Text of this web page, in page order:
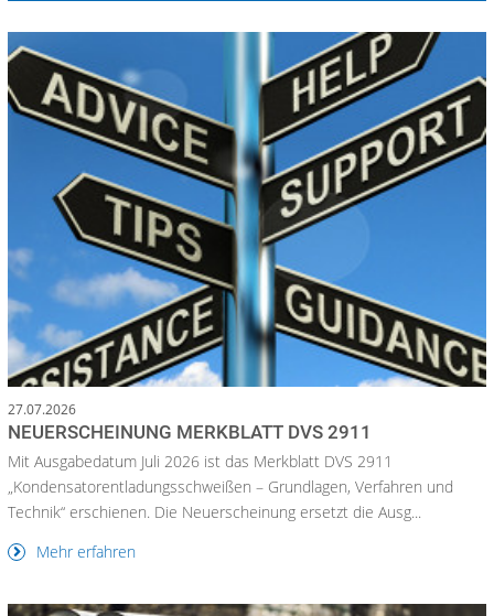
27.07.2026
NEUERSCHEINUNG MERKBLATT DVS 2911
Mit Ausgabedatum Juli 2026 ist das Merkblatt DVS 2911
„Kondensatorentladungsschweißen – Grundlagen, Verfahren und
Technik“ erschienen. Die Neuerscheinung ersetzt die Ausg...
Mehr erfahren